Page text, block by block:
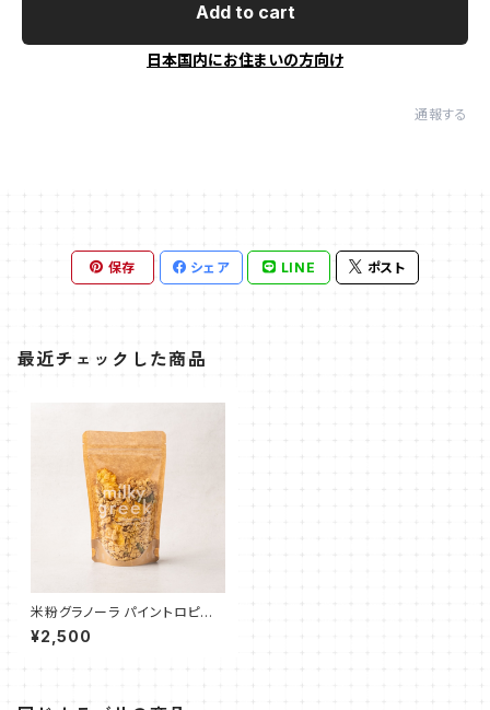
Add to cart
日本国内にお住まいの方向け
通報する
保存 シェア LINE ポスト
最近チェックした商品
米粉グラノーラ パイントロピカ
ル 180g
¥2,500